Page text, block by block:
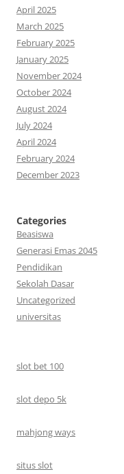
April 2025
March 2025
February 2025
January 2025
November 2024
October 2024
August 2024
July 2024
April 2024
February 2024
December 2023
Categories
Beasiswa
Generasi Emas 2045
Pendidikan
Sekolah Dasar
Uncategorized
universitas
slot bet 100
slot depo 5k
mahjong ways
situs slot